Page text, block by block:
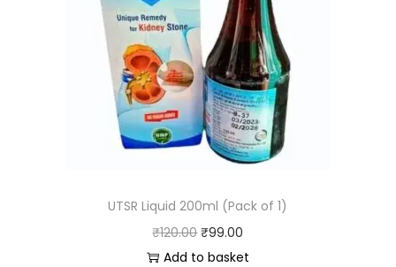
UTSR Liquid 200ml (Pack of 1)
₹120.00 ₹99.00
Add to basket